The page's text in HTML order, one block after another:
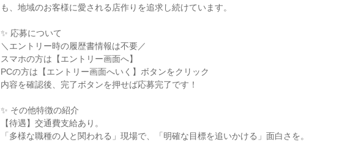
も、地域のお客様に愛される店作りを追求し続けています。
✨ 応募について
＼エントリー時の履歴書情報は不要／
スマホの方は【エントリー画面へ】
PCの方は【エントリー画面へいく】ボタンをクリック
内容を確認後、完了ボタンを押せば応募完了です！
✨ その他特徴の紹介
【待遇】交通費支給あり。
「多様な職種の人と関われる」現場で、「明確な目標を追いかける」面白さを。